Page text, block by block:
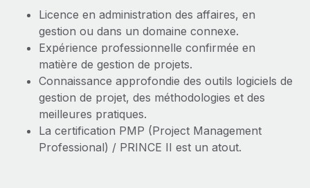
croissance mobile internationale, encourage les...
En savoir plus
Licence en administration des affaires, en
gestion ou dans un domaine connexe.
Expérience professionnelle confirmée en
matière de gestion de projets.
Connaissance approfondie des outils logiciels de
gestion de projet, des méthodologies et des
meilleures pratiques.
La certification PMP (Project Management
Professional) / PRINCE II est un atout.